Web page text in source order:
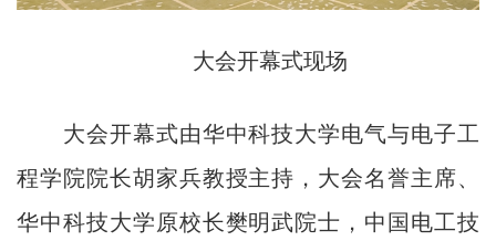
大会开幕式现场
大会开幕式由华中科技大学电气与电子工
程学院院长胡家兵教授主持，大会名誉主席、
华中科技大学原校长樊明武院士，中国电工技